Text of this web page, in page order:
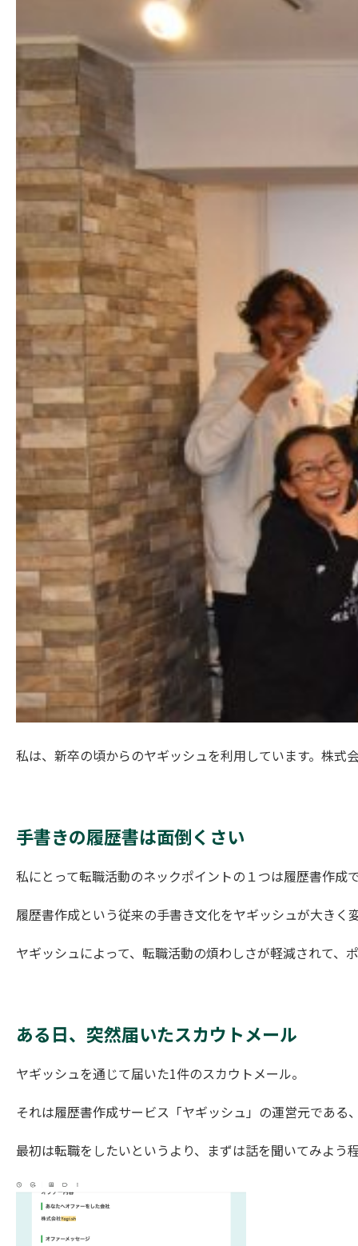
私は、新卒の頃からのヤギッシュを利用しています。株式
手書きの履歴書は面倒くさい
私にとって転職活動のネックポイントの１つは履歴書作成
履歴書作成という従来の手書き文化をヤギッシュが大き
ヤギッシュによって、転職活動の煩わしさが軽減されて
ある日、突然届いたスカウトメール
ヤギッシュを通じて届いた1件のスカウトメール。
それは履歴書作成サービス「ヤギッシュ」の運営元であ
最初は転職をしたいというより、まずは話を聞いてみよう